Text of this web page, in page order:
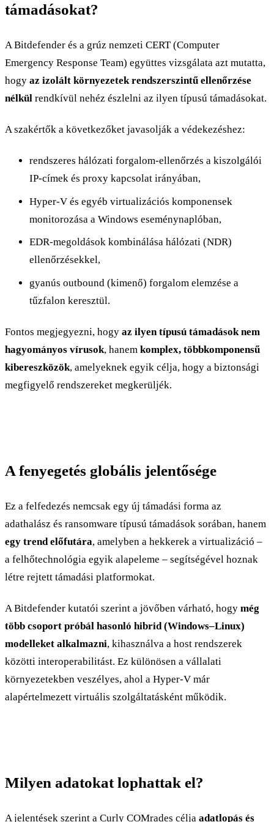
támadásokat?
A Bitdefender és a grúz nemzeti CERT (Computer
Emergency Response Team) együttes vizsgálata azt mutatta,
hogy az izolált környezetek rendszerszintű ellenőrzése
nélkül rendkívül nehéz észlelni az ilyen típusú támadásokat.
A szakértők a következőket javasolják a védekezéshez:
rendszeres hálózati forgalom-ellenőrzés a kiszolgálói
IP-címek és proxy kapcsolat irányában,
Hyper-V és egyéb virtualizációs komponensek
monitorozása a Windows eseménynaplóban,
EDR-megoldások kombinálása hálózati (NDR)
ellenőrzésekkel,
gyanús outbound (kimenő) forgalom elemzése a
tűzfalon keresztül.
Fontos megjegyezni, hogy az ilyen típusú támadások nem
hagyományos vírusok, hanem komplex, többkomponensű
kibereszközök, amelyeknek egyik célja, hogy a biztonsági
megfigyelő rendszereket megkerüljék.
A fenyegetés globális jelentősége
Ez a felfedezés nemcsak egy új támadási forma az
adathalász és ransomware típusú támadások sorában, hanem
egy trend előfutára, amelyben a hekkerek a virtualizáció –
a felhőtechnológia egyik alapeleme – segítségével hoznak
létre rejtett támadási platformokat.
A Bitdefender kutatói szerint a jövőben várható, hogy még
több csoport próbál hasonló hibrid (Windows–Linux)
modelleket alkalmazni, kihasználva a host rendszerek
közötti interoperabilitást. Ez különösen a vállalati
környezetekben veszélyes, ahol a Hyper-V már
alapértelmezett virtuális szolgáltatásként működik.
Milyen adatokat lophattak el?
A jelentések szerint a Curly COMrades célja adatlopás és